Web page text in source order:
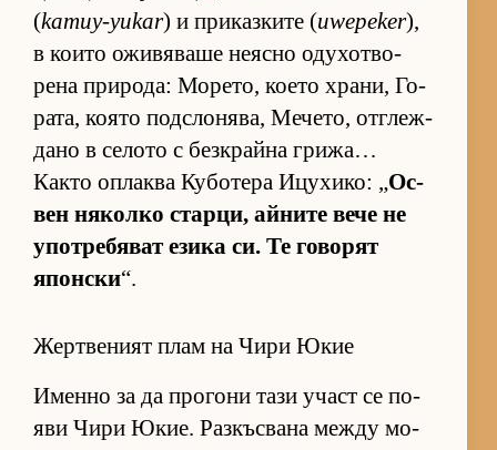
(kamuy-yukar) и при­каз­ките (uwepeker),
в ко­ито ожи­вя­ваше не­ясно оду­хот­во­
рена при­ро­да: Мо­ре­то, ко­ето хра­ни, Го­
ра­та, ко­ято под­с­ло­ня­ва, Ме­че­то, от­г­леж­
дано в се­лото с без­к­райна гри­жа…
Както оп­лаква Ку­бо­тера Ицу­хи­ко: „Ос­
вен ня­колко стар­ци, ай­ните вече не
упот­ре­бя­ват езика си. Те го­во­рят
япон­ски“.
Жертвеният плам на Чири Юкие
Именно за да про­гони тази участ се по­
яви Чири Юкие. Раз­къс­вана между мо­